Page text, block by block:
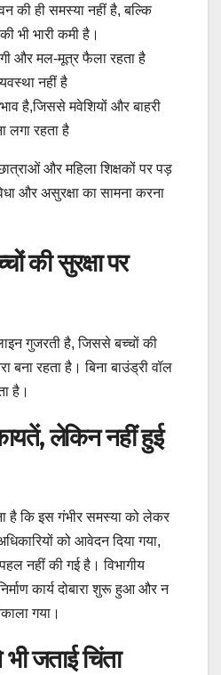
की ही समस्या नहीं है, बल्कि
भी भारी कमी है।
और मल-मूत्र फैला रहता है
नहीं है
है,जिससे मवेशियों और बाहरी
लगा रहता है
और महिला शिक्षकों पर पड़
और असुरक्षा का सामना करना
की सुरक्षा पर
गुजरती है, जिससे बच्चों की
बना रहता है। बिना बाउंड्री वॉल
है।
लेकिन नहीं हुई
है कि इस गंभीर समस्या को लेकर
को आवेदन दिया गया,
नहीं की गई है। विभागीय
कार्य दोबारा शुरू हुआ और न
गया।
जताई चिंता